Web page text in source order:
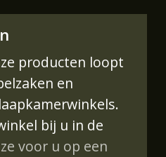
producten loopt
en
bij u in de
voor u op een